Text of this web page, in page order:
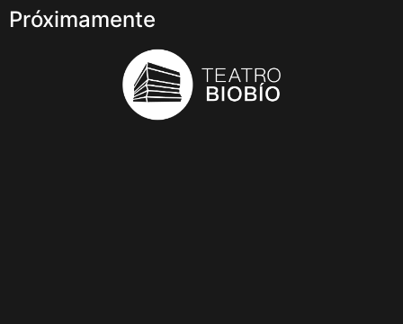
Próximamente